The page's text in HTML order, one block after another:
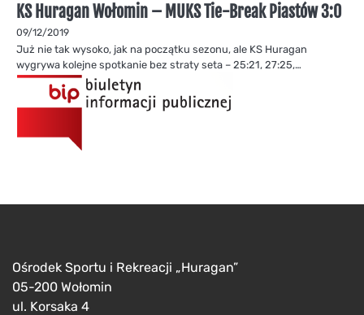
KS Huragan Wołomin – MUKS Tie-Break Piastów 3:0
09/12/2019
Już nie tak wysoko, jak na początku sezonu, ale KS Huragan
wygrywa kolejne spotkanie bez straty seta – 25:21, 27:25,…
Ośrodek Sportu i Rekreacji „Huragan”
05-200 Wołomin
ul. Korsaka 4